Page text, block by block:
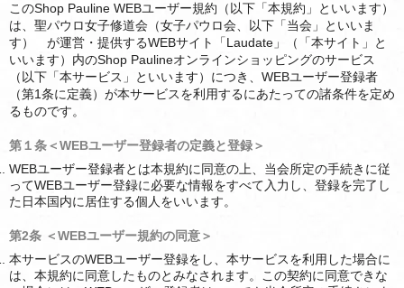
このShop Pauline WEBユーザー規約（以下「本規約」といいます）
は、聖パウロ女子修道会（女子パウロ会、以下「当会」といいま
す） が運営・提供するWEBサイト「Laudate」（「本サイト」と
いいます）内のShop Paulineオンラインショッピングのサービス
（以下「本サービス」といいます）につき、WEBユーザー登録者
（第1条に定義）が本サービスを利用するにあたっての諸条件を定め
るものです。
第１条＜WEBユーザー登録者の定義と登録＞
WEBユーザー登録者とは本規約に同意の上、当会所定の手続きに従
ってWEBユーザー登録に必要な情報をすべて入力し、登録を完了し
た日本国内に居住する個人をいいます。
第2条 ＜WEBユーザー規約の同意＞
本サービスのWEBユーザー登録をし、本サービスを利用した場合に
は、本規約に同意したものとみなされます。この契約に同意できな